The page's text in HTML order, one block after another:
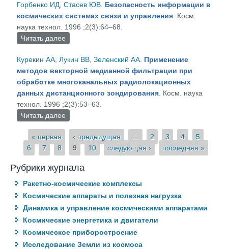
Горбенко ИД ,Стасев ЮВ Безопасность информации в
космических системах связи и управления . Косм.
наука технол. 1996 ;2(3):64–68.
Читать далее
Курекин АА ,Лукин ВВ ,Зеленский АА Применение
методов векторной медианной фильтрации при
обработке многоканальных радиолокационных
данных дистанционного зондирования . Косм. наука
технол. 1996 ;2(3):53–63.
Читать далее
радиолокационных данных дистанционного
зондирования
Страницы
« первая ‹ предыдущая 2 3 4
5
6
7 8 9 10 следующая › последняя »
Рубрики журнала
Ракетно-космические комплексы
Космические аппараты и полезная нагрузка
Динамика и управление космическими аппаратами
Космические энергетика и двигатели
Космическое приборостроение
Исследование Земли из космоса